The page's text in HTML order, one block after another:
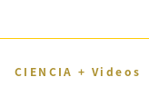
CIENCIA + Videos